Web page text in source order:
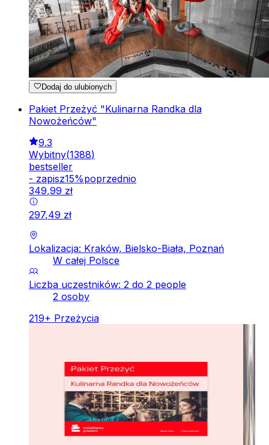
Dodaj do ulubionych
Pakiet Przeżyć "Kulinarna Randka dla
Nowożeńców"
9.3
Wybitny(1388)
bestseller
- zapisz15%poprzednio
349,99 zł
297,49 zł
Lokalizacja: Kraków, Bielsko-Biała, Poznań
W całej Polsce
Liczba uczestników: 2 do 2 people
2 osoby
219+ Przeżycia